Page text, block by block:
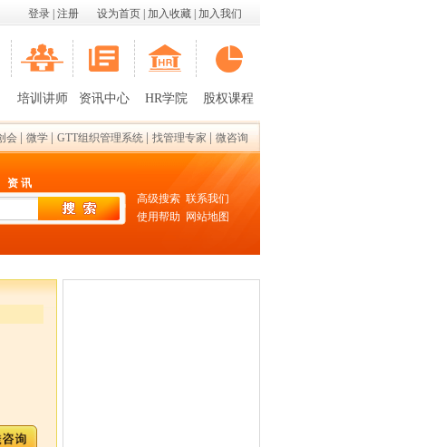
设为首页 加入收藏 加入我们
登录 注册
培训讲师 资讯中心 HR学院 股权课程
会 微学 GTT组织管理系统 找管理专家 微咨询
资 讯
高级搜索 联系我们
使用帮助
网站地图